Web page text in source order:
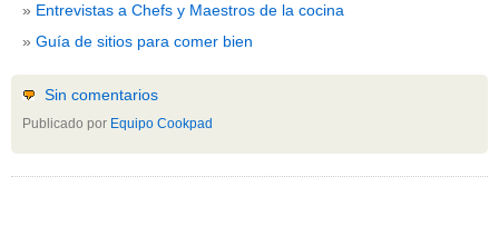
Entrevistas a Chefs y Maestros de la cocina
Guía de sitios para comer bien
Sin comentarios
Publicado por Equipo Cookpad